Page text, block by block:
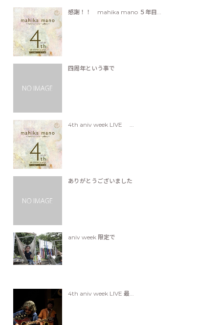
感謝！！ mahika mano ５年目...
四周年という事で
4th aniv week LIVE ...
ありがとうございました
aniv week 限定で
4th aniv week LIVE 最...